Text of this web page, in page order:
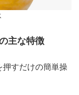
主な特徴
すだけの簡単操